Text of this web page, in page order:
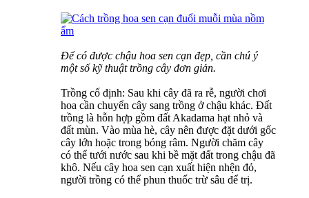
Để có được chậu hoa sen cạn đẹp, cần chú ý
một số kỹ thuật trồng cây đơn giản.
Trồng cố định: Sau khi cây đã ra rễ, người chơi
hoa cần chuyển cây sang trồng ở chậu khác. Đất
trồng là hỗn hợp gồm đất Akadama hạt nhỏ và
đất mùn. Vào mùa hè, cây nên được đặt dưới gốc
cây lớn hoặc trong bóng râm. Người chăm cây
có thể tưới nước sau khi bề mặt đất trong chậu đã
khô. Nếu cây hoa sen cạn xuất hiện nhện đỏ,
người trồng có thể phun thuốc trừ sâu để trị.